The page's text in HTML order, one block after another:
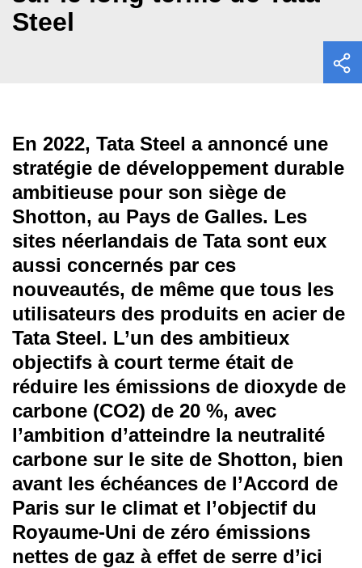
Steel
En 2022, Tata Steel a annoncé une
stratégie de développement durable
ambitieuse pour son siège de
Shotton, au Pays de Galles. Les
sites néerlandais de Tata sont eux
aussi concernés par ces
nouveautés, de même que tous les
utilisateurs des produits en acier de
Tata Steel. L’un des ambitieux
objectifs à court terme était de
réduire les émissions de dioxyde de
carbone (CO2) de 20 %, avec
l’ambition d’atteindre la neutralité
carbone sur le site de Shotton, bien
avant les échéances de l’Accord de
Paris sur le climat et l’objectif du
Royaume-Uni de zéro émissions
nettes de gaz à effet de serre d’ici